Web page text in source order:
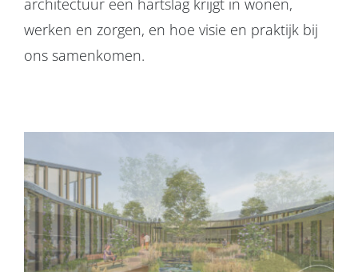
architectuur een hartslag krijgt in wonen,
werken en zorgen, en hoe visie en praktijk bij
ons samenkomen.